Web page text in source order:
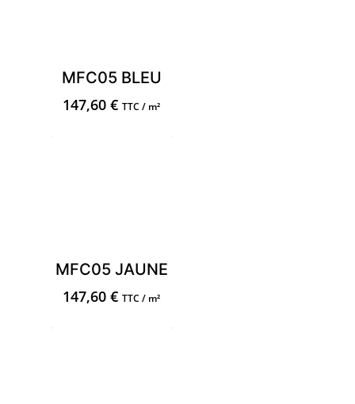
MFC05 BLEU
147,60€ TTC / m²
MFC05 JAUNE
147,60€ TTC / m²